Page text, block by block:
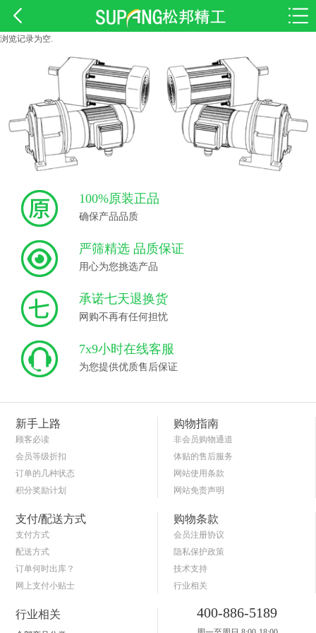
浏览记录为空.
100%原装正品
确保产品品质
严筛精选 品质保证
用心为您挑选产品
承诺七天退换货
网购不再有任何担忧
7x9小时在线客服
为您提供优质售后保证
新手上路
顾客必读
会员等级折扣
订单的几种状态
积分奖励计划
购物指南
非会员购物通道
体贴的售后服务
网站使用条款
网站免责声明
支付/配送方式
支付方式
配送方式
订单何时出库？
网上支付小贴士
购物条款
会员注册协议
隐私保护政策
技术支持
行业相关
行业相关 400-886-5189